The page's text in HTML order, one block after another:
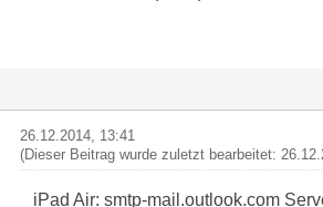
26.12.2014, 13:41
(Dieser Beitrag wurde zuletzt bearbeitet:
iPad Air: smtp-mail.outlook.com